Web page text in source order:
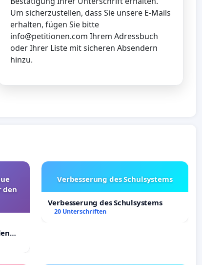
Um sicherzustellen, dass Sie unsere E-Mails
erhalten, fügen Sie bitte
info@petitionen.com Ihrem Adressbuch
oder Ihrer Liste mit sicheren Absendern
hinzu.
den
Verbesserung des Schulsystems
Verbesserung des Schulsystems
20 Unterschriften